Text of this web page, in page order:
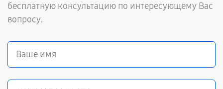
бесплатную консультацию по интересующему Вас
вопросу.